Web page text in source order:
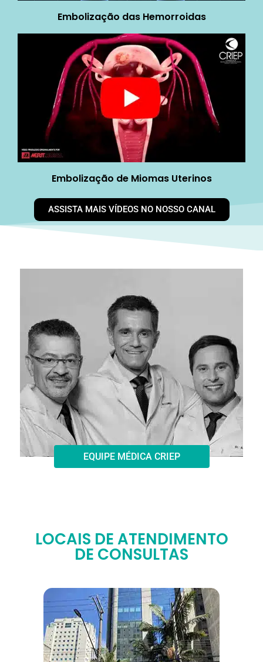
Embolização das Hemorroidas
Embolização de Miomas Uterinos
ASSISTA MAIS VÍDEOS NO NOSSO CANAL
EQUIPE MÉDICA CRIEP
LOCAIS DE ATENDIMENTO
DE CONSULTAS